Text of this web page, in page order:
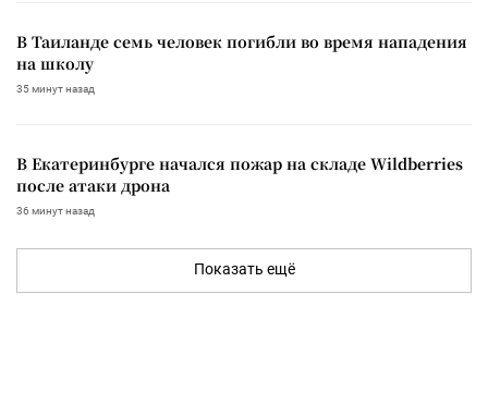
В Таиланде семь человек погибли во время нападения
на школу
35 минут назад
В Екатеринбурге начался пожар на складе Wildberries
после атаки дрона
36 минут назад
Показать ещё